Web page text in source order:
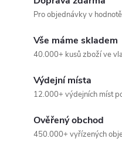
Pro objednávky v
Vše máme skladem
40.000+ kusů zboží ve
Výdejní místa
12.000+ výdejních míst
Ověřený obchod
450.000+ vyřízených